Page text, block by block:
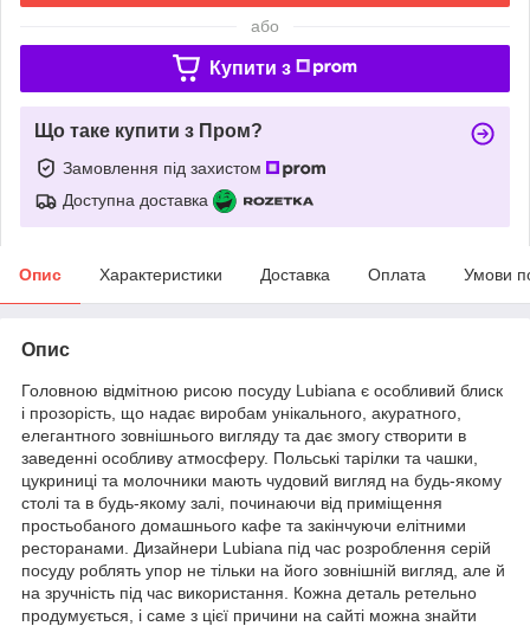
або
Купити з
Що таке купити з Пром?
Замовлення під захистом
Доступна доставка
Опис Характеристики Доставка Оплата Умови
Опис
Головною відмітною рисою посуду Lubiana є особливий блиск
і прозорість, що надає виробам унікального, акуратного,
елегантного зовнішнього вигляду та дає змогу створити в
заведенні особливу атмосферу. Польські тарілки та чашки,
цукриниці та молочники мають чудовий вигляд на будь-якому
столі та в будь-якому залі, починаючи від приміщення
простьобаного домашнього кафе та закінчуючи елітними
ресторанами. Дизайнери Lubiana під час розроблення серій
посуду роблять упор не тільки на його зовнішній вигляд, але й
на зручність під час використання. Кожна деталь ретельно
продумується, і саме з цієї причини на сайті можна знайти